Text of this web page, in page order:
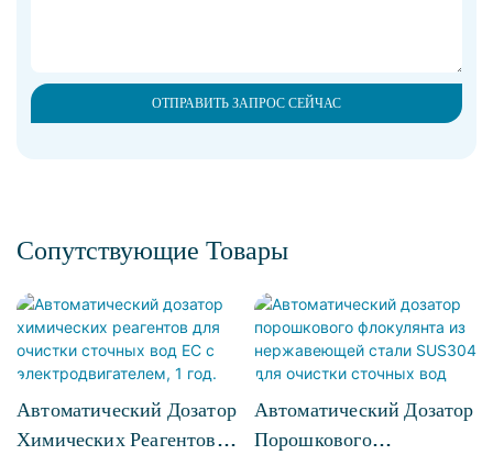
ОТПРАВИТЬ ЗАПРОС СЕЙЧАС
Сопутствующие Товары
Автоматический Дозатор
Химических Реагентов
Автоматический Дозатор
Порошкового